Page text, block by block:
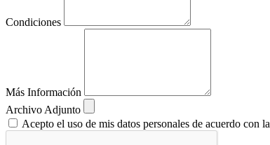
Condiciones
Más Información
Archivo Adjunto
Acepto el uso de mis datos personales de acuerdo con la